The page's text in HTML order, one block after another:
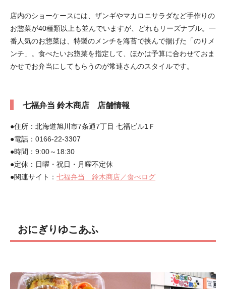
店内のショーケースには、ザンギやマカロニサラダなど手作りの
お惣菜が40種類以上も並んでいますが、どれもリーズナブル。一
番人気のお惣菜は、特製のメンチを海苔で挟んで揚げた「のりメ
ンチ」。食べたいお惣菜を指定して、ほかは予算に合わせておま
かせでお弁当にしてもらうのが常連さんのスタイルです。
七福弁当 鈴木商店 店舗情報
●住所：北海道旭川市7条通7丁目 七福ビル1Ｆ
●電話：0166-22-3307
●時間：9:00～18:30
●定休：日曜・祝日・月曜不定休
●関連サイト： 七福弁当 鈴木商店／食べログ
おにぎりゆこあふ